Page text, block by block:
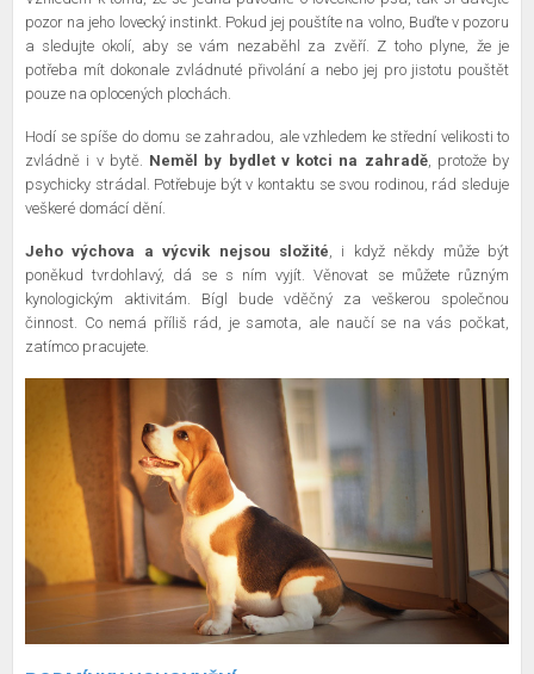
pozor na jeho lovecký instinkt. Pokud jej pouštíte na volno, Buďte v pozoru
a sledujte okolí, aby se vám nezaběhl za zvěří. Z toho plyne, že je
potřeba mít dokonale zvládnuté přivolání a nebo jej pro jistotu pouštět
pouze na oplocených plochách.
Hodí se spíše do domu se zahradou, ale vzhledem ke střední velikosti to
zvládně i v bytě. Neměl by bydlet v kotci na zahradě, protože by
psychicky strádal. Potřebuje být v kontaktu se svou rodinou, rád sleduje
veškeré domácí dění.
Jeho výchova a výcvik nejsou složité, i když někdy může být
poněkud tvrdohlavý, dá se s ním vyjít. Věnovat se můžete různým
kynologickým aktivitám. Bígl bude vděčný za veškerou společnou
činnost. Co nemá příliš rád, je samota, ale naučí se na vás počkat,
zatímco pracujete.